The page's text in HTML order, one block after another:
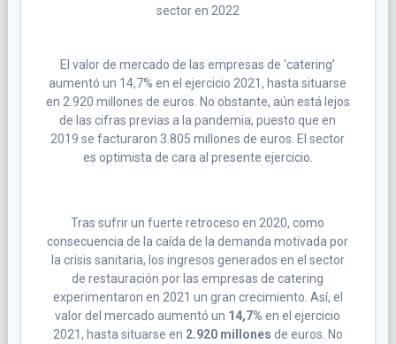
sector en 2022
El valor de mercado de las empresas de ‘catering’
aumentó un 14,7% en el ejercicio 2021, hasta situarse
en 2.920 millones de euros. No obstante, aún está lejos
de las cifras previas a la pandemia, puesto que en
2019 se facturaron 3.805 millones de euros. El sector
es optimista de cara al presente ejercicio.
Tras sufrir un fuerte retroceso en 2020, como
consecuencia de la caída de la demanda motivada por
la crisis sanitaria, los ingresos generados en el sector
de restauración por las empresas de catering
experimentaron en 2021 un gran crecimiento. Así, el
valor del mercado aumentó un 14,7%en el ejercicio
2021, hasta situarse en 2.920 millones de euros. No